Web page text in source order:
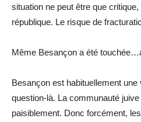
situation ne peut être que
république. Le risque de
Même Besançon a été
Besançon est habituellement
question-là. La communauté
paisiblement. Donc forcément,